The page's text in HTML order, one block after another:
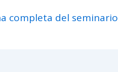
completa del seminario